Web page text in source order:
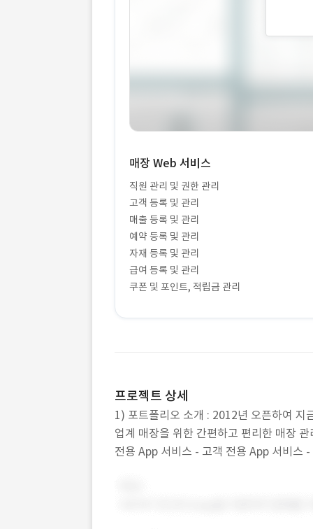
매장 Web 서비스
직원 관리 및 권한 관리
고객 등록 및 관리
매출 등록 및 관리
예약 등록 및 관리
자재 등록 및 관리
급여 등록 및 관리
쿠폰 및 포인트, 적립금 관리
프로젝트 상세
1) 포트폴리오 소개 : 2012년 오픈하여 지
업계 매장을 위한 간편하고 편리한 매장
전용 App 서비스 - 고객 전용 App 서비